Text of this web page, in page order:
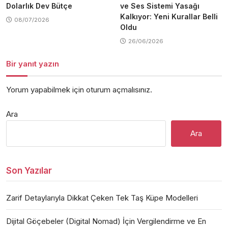
Dolarlık Dev Bütçe
08/07/2026
ve Ses Sistemi Yasağı
Kalkıyor: Yeni Kurallar Belli
Oldu
26/06/2026
Bir yanıt yazın
Yorum yapabilmek için oturum açmalısınız.
Ara
Ara
Son Yazılar
Zarif Detaylarıyla Dikkat Çeken Tek Taş Küpe Modelleri
Dijital Göçebeler (Digital Nomad) İçin Vergilendirme ve En